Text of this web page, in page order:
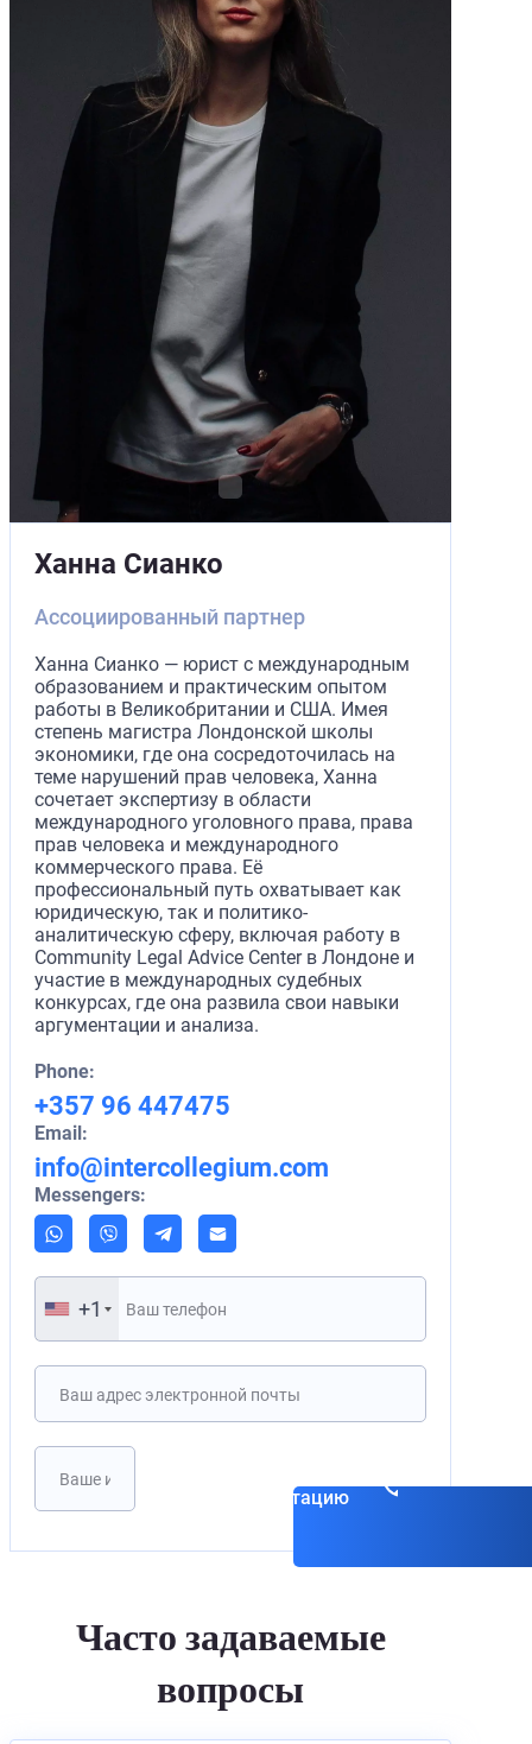
Ханна Сианко
Ассоциированный партнер
Ханна Сианко — юрист с международным
образованием и практическим опытом
работы в Великобритании и США. Имея
степень магистра Лондонской школы
экономики, где она сосредоточилась на
теме нарушений прав человека, Ханна
сочетает экспертизу в области
международного уголовного права, права
прав человека и международного
коммерческого права. Её
профессиональный путь охватывает как
юридическую, так и политико-
аналитическую сферу, включая работу в
Community Legal Advice Center в Лондоне и
участие в международных судебных
конкурсах, где она развила свои навыки
аргументации и анализа.
Phone:
+357 96 447475
Email:
info@intercollegium.com
Messengers:
+1
консультацию
Часто задаваемые
вопросы